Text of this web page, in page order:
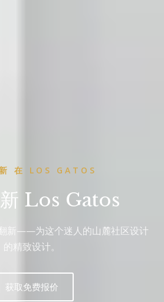
在 LOS GATOS
Los Gatos
新——为这个迷人的山麓社区设计
的精致设计。
获取免费报价